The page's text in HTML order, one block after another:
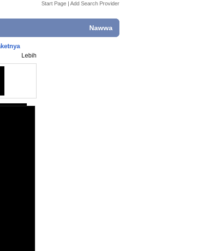
Start Page | Add Search Provider
Nawwa
Lebih